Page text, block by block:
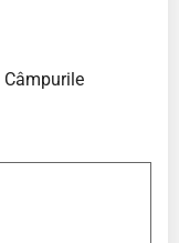
Câmpurile